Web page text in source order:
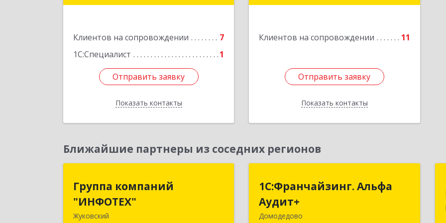
Клиентов на сопровождении
7
1С:Специалист
1
Отправить заявку
Показать контакты
Подробнее
Отправить заявку
Назад
Клиентов на сопровождении 11
Отправить заявку
Показать контакты
Отправить заявку
Назад
Ближайшие партнеры из соседних регионов
Группа компаний
"ИНФОТЕХ"
Жуковский
Группа компаний
"ИНФОТЕХ"
140180, Московская обл, Жуковский г,
1С:Франчайзинг. Альфа
Аудит+
Домодедово
1С:Франчайзинг. Альфа
Аудит+
142001, Московская обл, Домодедово